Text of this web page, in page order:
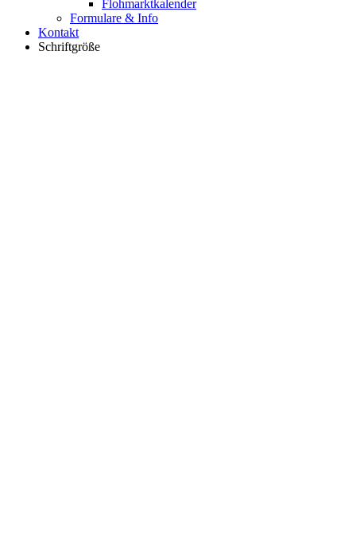
Flohmarktkalender
Formulare & Info
Kontakt
Schriftgröße